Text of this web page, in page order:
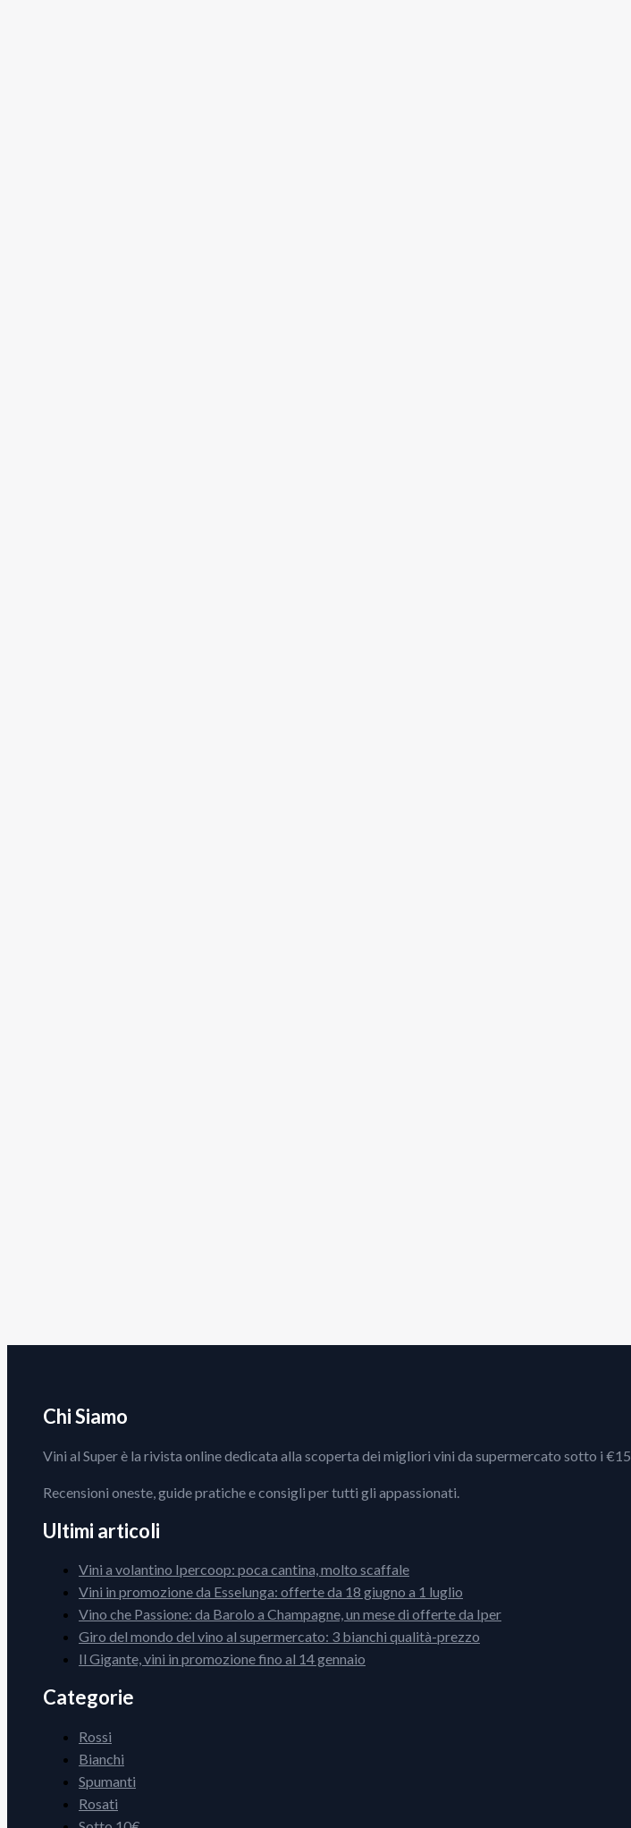
Chi Siamo
Vini al Super è la rivista online dedicata alla scoperta dei migliori vini da supermercato sotto i €15.
Recensioni oneste, guide pratiche e consigli per tutti gli appassionati.
Ultimi articoli
Vini a volantino Ipercoop: poca cantina, molto scaffale
Vini in promozione da Esselunga: offerte da 18 giugno a 1 luglio
Vino che Passione: da Barolo a Champagne, un mese di offerte da Iper
Giro del mondo del vino al supermercato: 3 bianchi qualità-prezzo
Il Gigante, vini in promozione fino al 14 gennaio
Categorie
Rossi
Bianchi
Spumanti
Rosati